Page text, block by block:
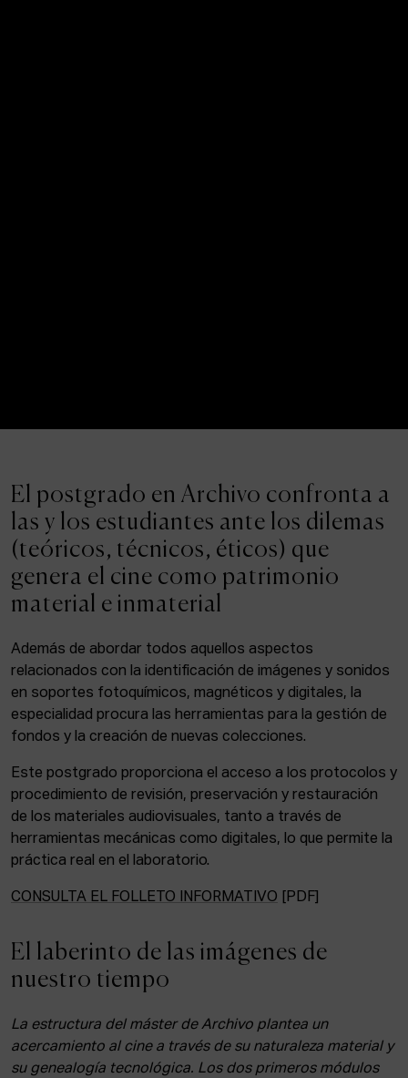
El postgrado en Archivo confronta a
las y los estudiantes ante los dilemas
(teóricos, técnicos, éticos) que
genera el cine como patrimonio
material e inmaterial
Además de abordar todos aquellos aspectos
relacionados con la identificación de imágenes y sonidos
en soportes fotoquímicos, magnéticos y digitales, la
especialidad procura las herramientas para la gestión de
fondos y la creación de nuevas colecciones.
Este postgrado proporciona el acceso a los protocolos y
procedimiento de revisión, preservación y restauración
de los materiales audiovisuales, tanto a través de
herramientas mecánicas como digitales, lo que permite la
práctica real en el laboratorio.
CONSULTA EL FOLLETO INFORMATIVO [PDF]
El laberinto de las imágenes de
nuestro tiempo
La estructura del máster de Archivo plantea un
acercamiento al cine a través de su naturaleza material y
su genealogía tecnológica. Los dos primeros módulos